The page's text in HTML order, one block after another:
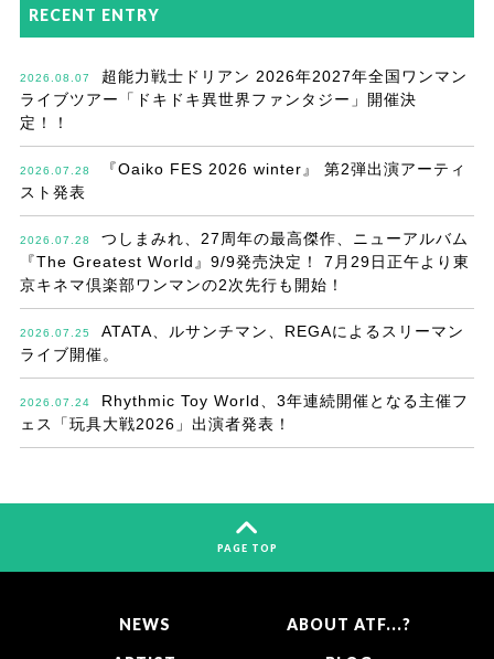
RECENT ENTRY
2026.08.07
超能力戦士ドリアン 2026年2027年全国ワンマン
ライブツアー「ドキドキ異世界ファンタジー」開催決
定！！
2026.07.28
『Oaiko FES 2026 winter』 第2弾出演アーティ
スト発表
2026.07.28
つしまみれ、27周年の最高傑作、ニューアルバム
『The Greatest World』9/9発売決定！ 7月29日正午より東
京キネマ倶楽部ワンマンの2次先行も開始！
2026.07.25
ATATA、ルサンチマン、REGAによるスリーマン
ライブ開催。
2026.07.24
Rhythmic Toy World、3年連続開催となる主催フ
ェス「玩具大戦2026」出演者発表！
PAGE TOP
NEWS ABOUT ATF...?